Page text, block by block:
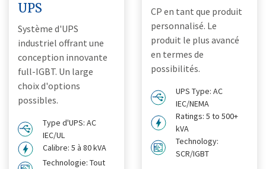
UPS
Système d'UPS
industriel offrant une
conception innovante
full-IGBT. Un large
choix d'options
possibles.
Type d'UPS: AC
IEC/UL
Calibre: 5 à 80 kVA
Technologie: Tout
CP en tant que produit
personnalisé. Le
produit le plus avancé
en termes de
possibilités.
UPS Type: AC
IEC/NEMA
Ratings: 5 to 500+
kVA
Technology:
SCR/IGBT